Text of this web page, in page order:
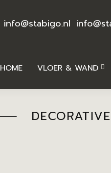
info@stabigo.nl
HOME VLOER & WAND